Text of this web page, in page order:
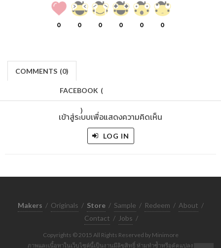
0 0 0 0 0 0
COMMENTS (0)
FACEBOOK (
)
เข้าสู่ระบบเพื่อแสดงความคิดเห็น
LOG IN
Makers / Originals / Store / Sample / Redeem / About /
Contact / Jobs /
Copyrights © 2015 All Rights Reserved by Minimore
ภาพและเนื้อหาในเว็บไซต์นี้เป็นงานมีลิขสิทธิ์ ห้ามทำซ้ำหรือดัดแปลง